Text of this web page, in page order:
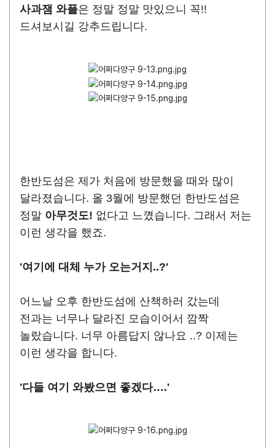
사과잼 와플은 정말 정말 맛있으니 꼭!!
드셔보시길 강추드립니다.
한반도섬은 제가 처음에 방문했을 때와 많이
달라졌습니다. 올 3월에 방문했던 한반도섬은
정말 아무것도! 없다고 느꼈습니다. 그래서 저는
이런 생각을 했죠.
'여기에 대체 누가 오는거지..?'
어느날 오후 한반도섬에 산책하러 갔는데
전과는 너무나 달라진 모습이어서 깜짝
놀랐습니다. 너무 아름답지 않나요 ..? 이제는
이런 생각을 합니다.
'다들 여기 와봤으면 좋겠다….'